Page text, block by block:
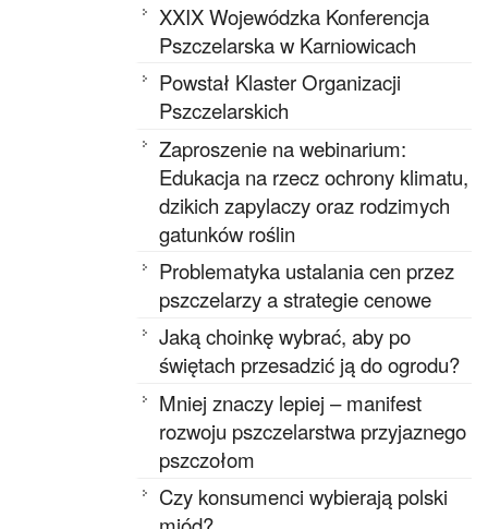
XXIX Wojewódzka Konferencja
Pszczelarska w Karniowicach
Powstał Klaster Organizacji
Pszczelarskich
Zaproszenie na webinarium:
Edukacja na rzecz ochrony klimatu,
dzikich zapylaczy oraz rodzimych
gatunków roślin
Problematyka ustalania cen przez
pszczelarzy a strategie cenowe
Jaką choinkę wybrać, aby po
świętach przesadzić ją do ogrodu?
Mniej znaczy lepiej – manifest
rozwoju pszczelarstwa przyjaznego
pszczołom
Czy konsumenci wybierają polski